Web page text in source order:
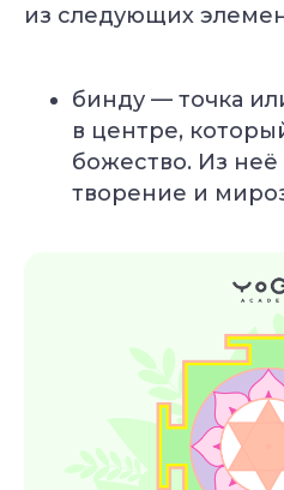
из следующих
бинду — точка
в центре,
божество. Из
творение и